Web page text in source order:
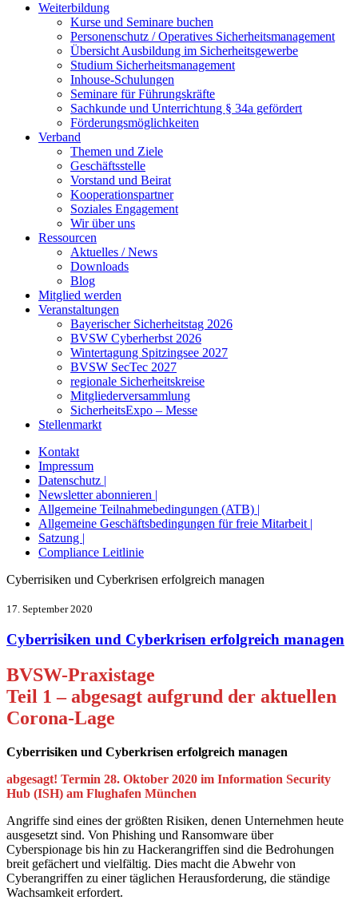
Weiterbildung
Kurse und Seminare buchen
Personenschutz / Operatives Sicherheitsmanagement
Übersicht Ausbildung im Sicherheitsgewerbe
Studium Sicherheitsmanagement
Inhouse-Schulungen
Seminare für Führungskräfte
Sachkunde und Unterrichtung § 34a gefördert
Förderungsmöglichkeiten
Verband
Themen und Ziele
Geschäftsstelle
Vorstand und Beirat
Kooperationspartner
Soziales Engagement
Wir über uns
Ressourcen
Aktuelles / News
Downloads
Blog
Mitglied werden
Veranstaltungen
Bayerischer Sicherheitstag 2026
BVSW Cyberherbst 2026
Wintertagung Spitzingsee 2027
BVSW SecTec 2027
regionale Sicherheitskreise
Mitgliederversammlung
SicherheitsExpo – Messe
Stellenmarkt
Kontakt
Impressum
Datenschutz |
Newsletter abonnieren |
Allgemeine Teilnahmebedingungen (ATB) |
Allgemeine Geschäftsbedingungen für freie Mitarbeit |
Satzung |
Compliance Leitlinie
Cyberrisiken und Cyberkrisen erfolgreich managen
17. September 2020
Cyberrisiken und Cyberkrisen erfolgreich managen
BVSW-Praxistage
Teil 1 – abgesagt aufgrund der aktuellen
Corona-Lage
Cyberrisiken und Cyberkrisen erfolgreich managen
abgesagt! Termin 28. Oktober 2020 im Information Security
Hub (ISH) am Flughafen München
Angriffe sind eines der größten Risiken, denen Unternehmen heute
ausgesetzt sind. Von Phishing und Ransomware über
Cyberspionage bis hin zu Hackerangriffen sind die Bedrohungen
breit gefächert und vielfältig. Dies macht die Abwehr von
Cyberangriffen zu einer täglichen Herausforderung, die ständige
Wachsamkeit erfordert.